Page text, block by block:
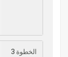
الخطوة 3